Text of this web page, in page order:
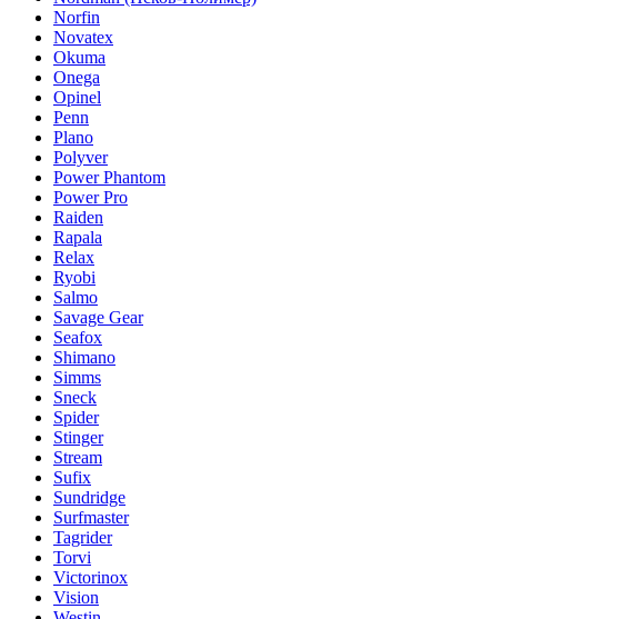
Norfin
Novatex
Okuma
Onega
Opinel
Penn
Plano
Polyver
Power Phantom
Power Pro
Raiden
Rapala
Relax
Ryobi
Salmo
Savage Gear
Seafox
Shimano
Simms
Sneck
Spider
Stinger
Stream
Sufix
Sundridge
Surfmaster
Tagrider
Torvi
Victorinox
Vision